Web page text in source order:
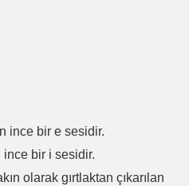
ince bir e sesidir.
ince bir i sesidir.
olarak gırtlaktan çıkarılan